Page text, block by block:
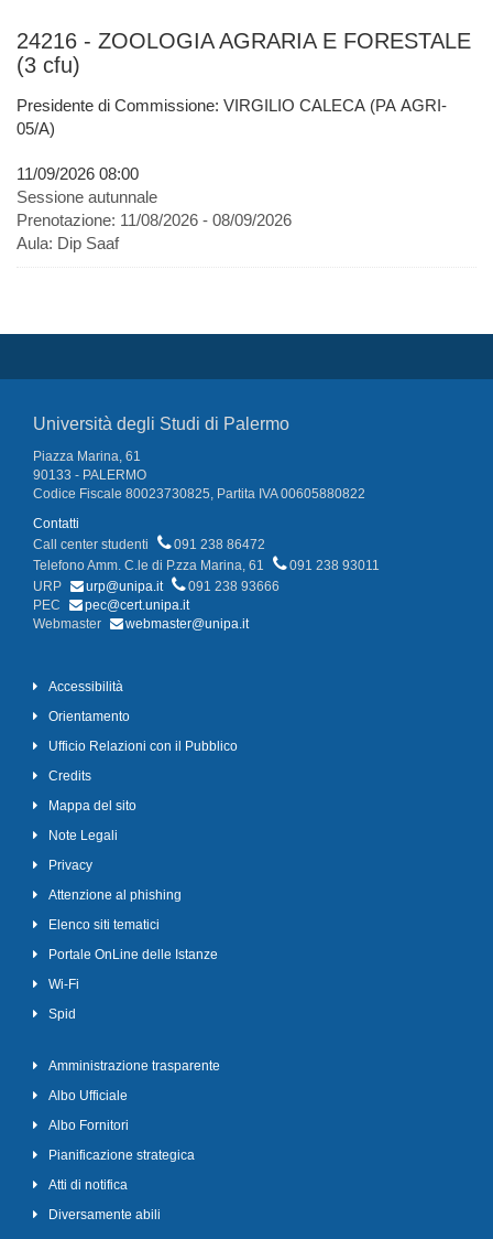
24216 - ZOOLOGIA AGRARIA E FORESTALE
(3 cfu)
Presidente di Commissione: VIRGILIO CALECA (PA AGRI-
05/A)
11/09/2026 08:00
Sessione autunnale
Prenotazione: 11/08/2026 - 08/09/2026
Aula: Dip Saaf
Università degli Studi di Palermo
Piazza Marina, 61
90133 - PALERMO
Codice Fiscale 80023730825, Partita IVA 00605880822
Contatti
Call center studenti
091 238 86472
Telefono Amm. C.le di P.zza Marina, 61
091 238 93011
URP
urp@unipa.it
091 238 93666
PEC
pec@cert.unipa.it
Webmaster
webmaster@unipa.it
Accessibilità
Orientamento
Ufficio Relazioni con il Pubblico
Credits
Mappa del sito
Note Legali
Privacy
Attenzione al phishing
Elenco siti tematici
Portale OnLine delle Istanze
Wi-Fi
Spid
Amministrazione trasparente
Albo Ufficiale
Albo Fornitori
Pianificazione strategica
Atti di notifica
Diversamente abili